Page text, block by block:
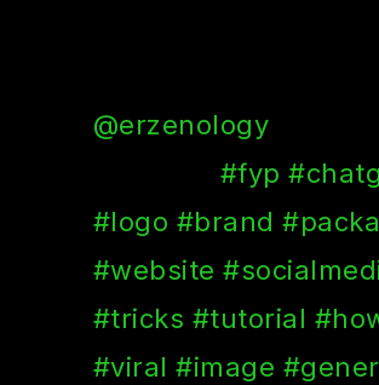
@erzenology
#fyp
#logo #brand
#website
#tricks #tutorial
#viral #image